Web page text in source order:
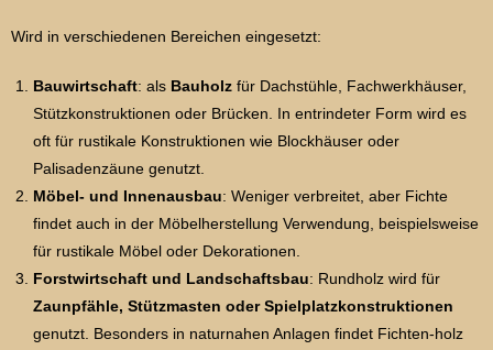
Wird in verschiedenen Bereichen eingesetzt:
Bauwirtschaft: als Bauholz für Dachstühle, Fachwerkhäuser,
Stützkonstruktionen oder Brücken. In entrindeter Form wird es
oft für rustikale Konstruktionen wie Blockhäuser oder
Palisadenzäune genutzt.
Möbel- und Innenausbau: Weniger verbreitet, aber Fichte
findet auch in der Möbelherstellung Verwendung, beispielsweise
für rustikale Möbel oder Dekorationen.
Forstwirtschaft und Landschaftsbau: Rundholz wird für
Zaunpfähle, Stützmasten oder Spielplatzkonstruktionen
genutzt. Besonders in naturnahen Anlagen findet Fichten-holz